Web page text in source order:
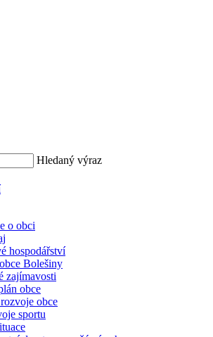
Hledaný výraz
o obci
hospodářství
Bolešiny
zajímavosti
obce
obce
sportu